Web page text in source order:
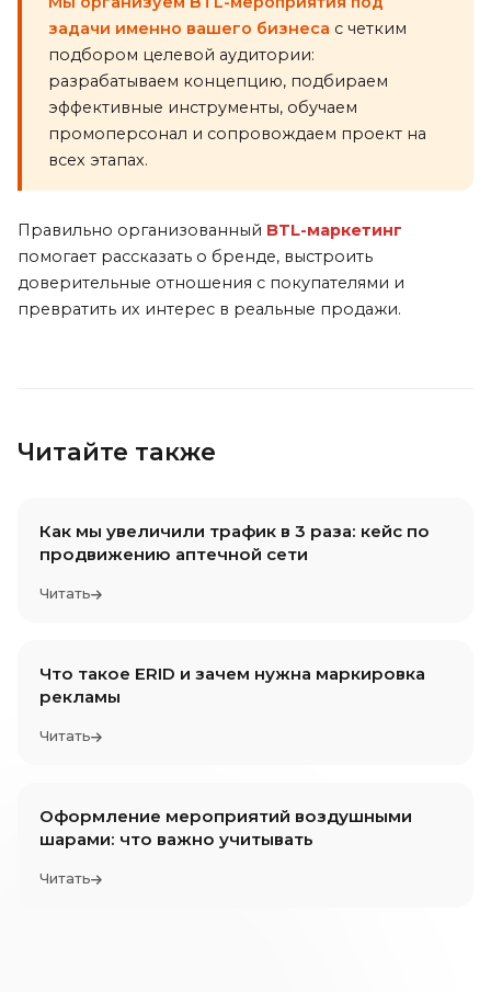
задачи именно вашего бизнеса с четким
подбором целевой аудитории:
разрабатываем концепцию, подбираем
эффективные инструменты, обучаем
промоперсонал и сопровождаем проект на
всех этапах.
Правильно организованный BTL-маркетинг
помогает рассказать о бренде, выстроить
доверительные отношения с покупателями и
превратить их интерес в реальные продажи.
Читайте также
Как мы увеличили трафик в 3 раза: кейс по
продвижению аптечной сети
Читать
Что такое ERID и зачем нужна маркировка
рекламы
Читать
Оформление мероприятий воздушными
шарами: что важно учитывать
Читать